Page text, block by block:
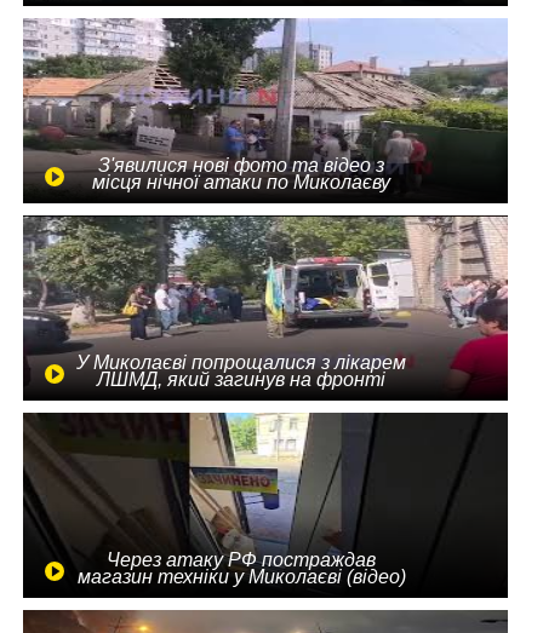
З'явилися нові фото та відео з
місця нічної атаки по Миколаєву
У Миколаєві попрощалися з лікарем
ЛШМД, який загинув на фронті
Через атаку РФ постраждав
магазин техніки у Миколаєві (відео)